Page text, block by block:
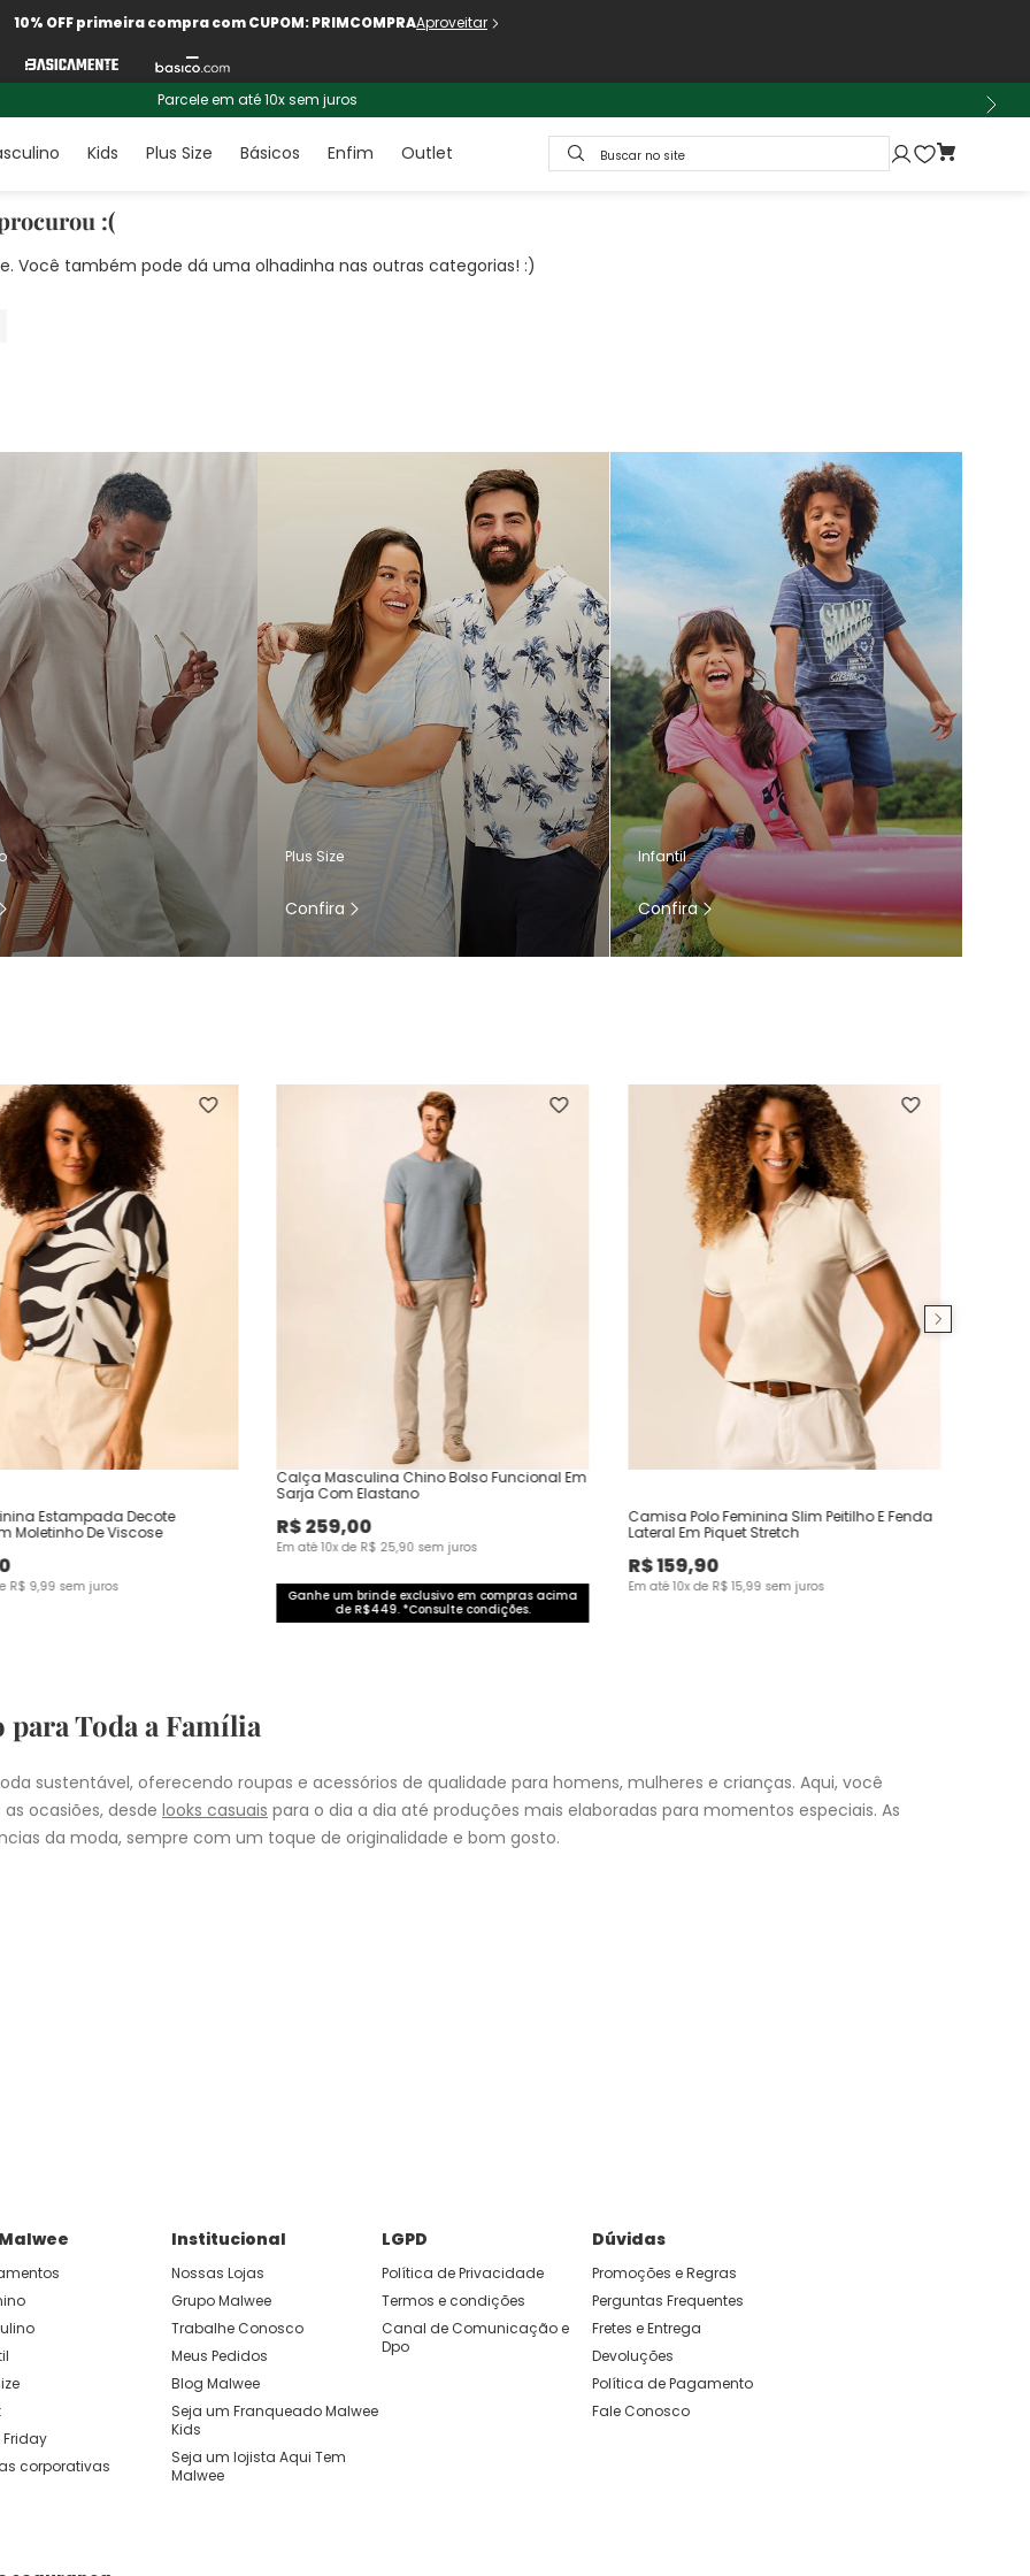
10% OFF primeira compra com CUPOM: PRIMCOMPRAAproveitar
Parcele em até 10x sem juros
Kids Plus Size Básicos Enfim Outlet Buscar no site
:(
Você também pode dá uma olhadinha nas outras categorias! :)
Plus Size
Confira
Infantil
Confira
Estampada Decote
Moletinho De Viscose
R$ 9,99 sem juros
Calça Masculina Chino Bolso Funcional Em
Sarja Com Elastano
R$259,00
Em até10x de R$ 25,90 sem juros
Ganhe um brinde exclusivo em compras acima
de R$449. *Consulte condições.
Camisa Polo Feminina Slim Peitilho E Fenda
Lateral Em Piquet Stretch
R$159,90
Em até10x de R$ 15,99 sem juros
para Toda a Família
sustentável, oferecendo roupas e acessórios de qualidade para homens, mulheres e crianças. Aqui, você
ocasiões, desde looks casuais para o dia a dia até produções mais elaboradas para momentos especiais. As
da moda, sempre com um toque de originalidade e bom gosto.
corporativas
Institucional
Nossas Lojas
Grupo Malwee
Trabalhe Conosco
Meus Pedidos
Blog Malwee
Seja um Franqueado Malwee
Kids
Seja um lojista Aqui Tem
Malwee
LGPD
Política de Privacidade
Termos e condições
Canal de Comunicação e
Dpo
Dúvidas
Promoções e Regras
Perguntas Frequentes
Fretes e Entrega
Devoluções
Política de Pagamento
Fale Conosco